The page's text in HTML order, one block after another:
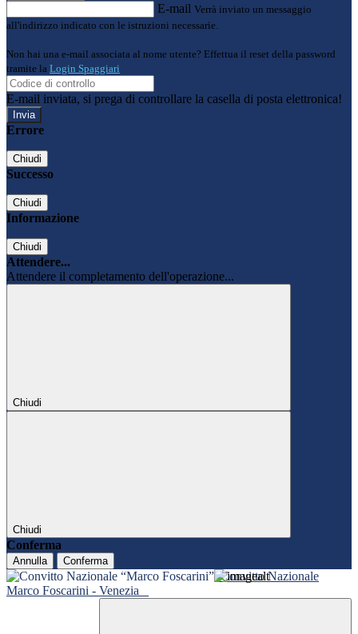
E-mail Verrà inviato un messaggio
all'indirizzo indicato con le istruzioni necessarie.
Non hai una e-mail associata al nome utente? Effettua il reset della password
tramite la Login Spaggiari
E-mail inviata, si prega di controllare la casella di posta elettronica!
Errore
Chiudi
Successo
Chiudi
Informazione
Chiudi
Attendere...
Attendere il completamento dell'operazione...
Chiudi
Chiudi
Conferma
Annulla Conferma
Convitto Nazionale
Marco Foscarini - Venezia